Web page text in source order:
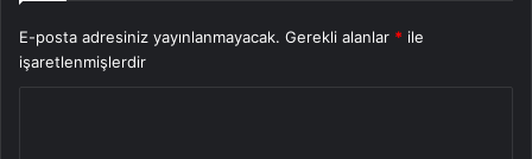
E-posta adresiniz yayınlanmayacak. Gerekli alanlar * ile
işaretlenmişlerdir